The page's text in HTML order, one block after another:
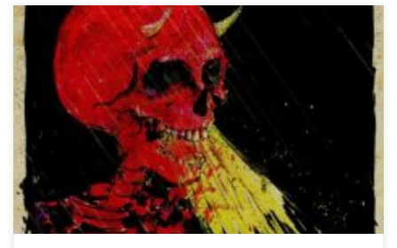
Un libro como artefacto explosivo intelectual e ideológico, un
grupo subversivo tan nihilista y certero como fugaz y silenciado. La
historia de King Mob por fin contada y explicada al detalle en una
obra excelente e imprescindible. La editorial La Felguera se ha
convertido en referente indispensable tanto por el […]